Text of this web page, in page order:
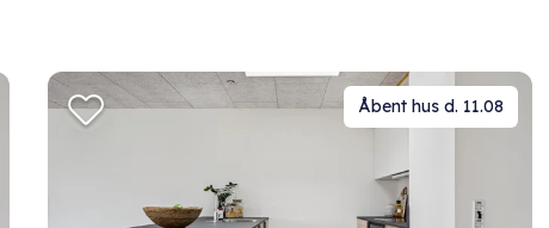
Åbent hus d. 11.08